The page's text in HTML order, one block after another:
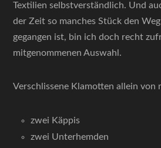
Textilien selbstverständlich. Und
der Zeit so manches Stück den
gegangen ist, bin ich doch recht
mitgenommenen Auswahl.
Verschlissene Klamotten allein von
zwei Käppis
zwei Unterhemden